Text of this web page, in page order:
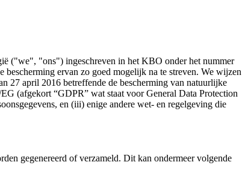
("we", "ons") ingeschreven in het KBO onder het nummer
ervan zo goed mogelijk na te streven. We wijzen
27 april 2016 betreffende de bescherming van natuurlijke
(afgekort “GDPR” wat staat voor General Data Protection
en (iii) enige andere wet- en regelgeving die
gegenereerd of verzameld. Dit kan ondermeer volgende